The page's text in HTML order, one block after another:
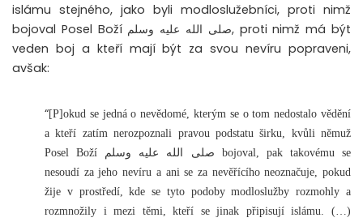
islámu stejného, jako byli modloslužebníci, proti nimž
bojoval Posel Boží صلى الله عليه وسلم, proti nimž má být
veden boj a kteří mají být za svou nevíru popraveni,
avšak:
“[P]okud se jedná o nevědomé, kterým se o tom nedostalo vědění
a kteří zatím nerozpoznali pravou podstatu širku, kvůli němuž
Posel Boží صلى الله عليه وسلم bojoval, pak takovému se
nesoudí za jeho nevíru a ani se za nevěřícího neoznačuje, pokud
žije v prostředí, kde se tyto podoby modloslužby rozmohly a
rozmnožily i mezi těmi, kteří se jinak připisují islámu. (…)